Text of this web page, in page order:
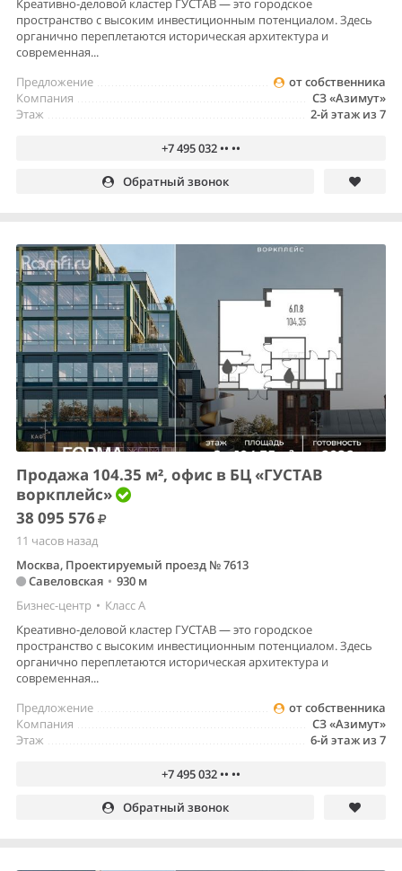
Креативно-деловой кластер ГУСТАВ — это городское
пространство с высоким инвестиционным потенциалом. Здесь
органично переплетаются историческая архитектура и
современная...
от собственника
Предложение
СЗ «Азимут»
Компания
2-й этаж из 7
Этаж
+7 495 032 •• ••
Обратный звонок
Продажа 104.35 м², офис в БЦ «ГУСТАВ
воркплейс»
38 095 576
11 часов назад
Москва, Проектируемый проезд № 7613
Савеловская • 930 м
Бизнес-центр • Класс A
Креативно-деловой кластер ГУСТАВ — это городское
пространство с высоким инвестиционным потенциалом. Здесь
органично переплетаются историческая архитектура и
современная...
от собственника
Предложение
СЗ «Азимут»
Компания
6-й этаж из 7
Этаж
+7 495 032 •• ••
Обратный звонок